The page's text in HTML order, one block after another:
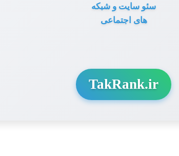
سئو سایت و شبکه
های اجتماعی
TakRank.ir